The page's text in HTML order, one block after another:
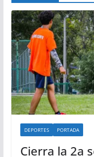
DEPORTES PORTADA
Cierra la 2a